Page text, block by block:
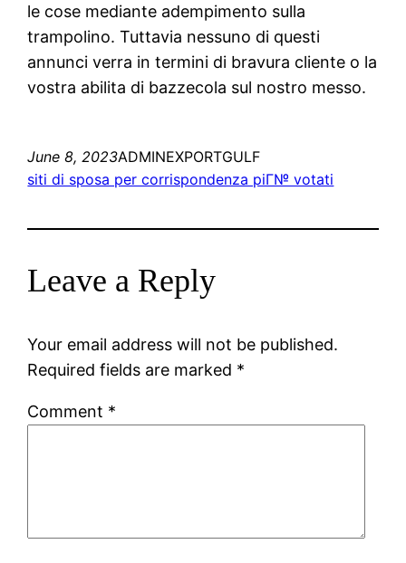
le cose mediante adempimento sulla
trampolino. Tuttavia nessuno di questi
annunci verra in termini di bravura cliente o la
vostra abilita di bazzecola sul nostro messo.
June 8, 2023ADMINEXPORTGULF
siti di sposa per corrispondenza piГ№ votati
Leave a Reply
Your email address will not be published.
Required fields are marked *
Comment *